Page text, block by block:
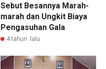
Sebut Besannya Marah-
marah dan Ungkit Biaya
Pengasuhan Gala
4 tahun lalu